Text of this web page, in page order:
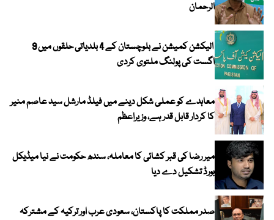
الرحمان
الیکشن کمیشن نے بلوچستان کے 4 بلدیاتی حلقوں میں 9
اگست کی پولنگ ملتوی کردی
معاہدے کو عملی شکل دینے میں فیلڈ مارشل سید عاصم منیر
کا کردار قابل قدر ہے، وزیراعظم
میر رضا کی قبر کشائی کا معاملہ، سندھ حکومت نے نیا میڈیکل
بورڈ تشکیل دے دیا
صدر مملکت کا پاکستان، سعودی عرب اور ترکیہ کے مشترکہ